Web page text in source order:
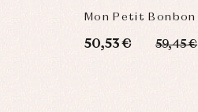
Mon Petit Bonbon
50,53 € 59,45 €